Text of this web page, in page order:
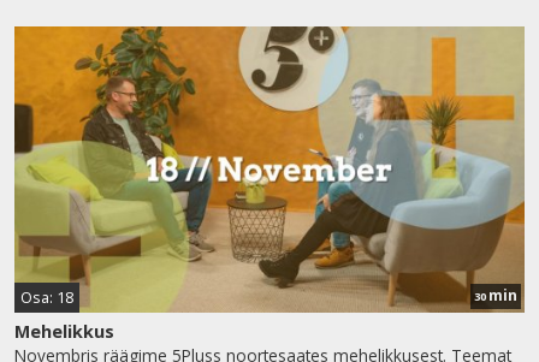
Osa: 18 30 min
Mehelikkus
Novembris räägime 5Pluss noortesaates mehelikkusest. Teemat